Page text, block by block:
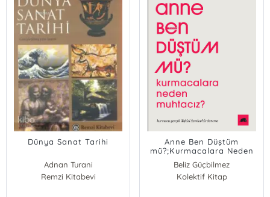
Dünya Sanat Tarihi
Adnan Turani
Remzi Kitabevi
Anne Ben Düştüm
mü?;Kurmacalara Neden
Muhtacız? Kurmaca-
Gerçek İlişkisi Üzerine Bir
Deneme
Beliz Güçbilmez
Kolektif Kitap